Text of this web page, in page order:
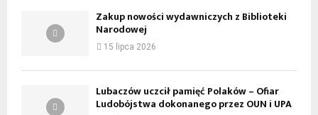
Zakup nowości wydawniczych z Biblioteki
Narodowej
15 lipca 2026
Lubaczów uczcił pamięć Polaków – Ofiar
Ludobójstwa dokonanego przez OUN i UPA